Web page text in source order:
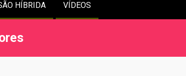
HÍBRIDA VÍDEOS